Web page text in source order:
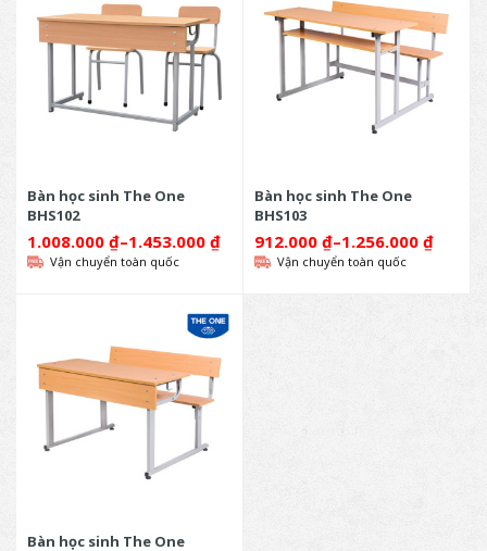
Bàn học sinh The One
BHS102
1.008.000 ₫–1.453.000 ₫
Vận chuyển toàn quốc
Bàn học sinh The One
BHS103
912.000 ₫–1.256.000 ₫
Vận chuyển toàn quốc
Bàn học sinh The One